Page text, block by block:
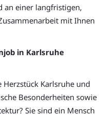
an einer langfristigen,
mit Ihnen
in Karlsruhe
Karlsruhe und
Besonderheiten sowie
Sie sind ein Mensch